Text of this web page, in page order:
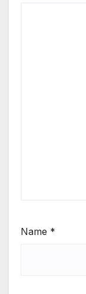
Name *